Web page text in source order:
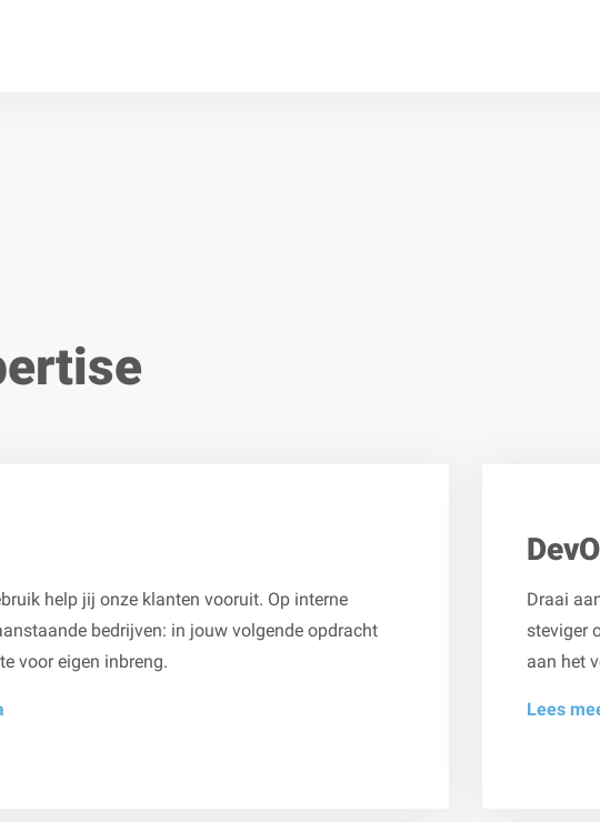
help jij onze klanten vooruit. Op interne
bedrijven: in jouw volgende opdracht
voor eigen inbreng.
Draai
steviger
aan het
Lees